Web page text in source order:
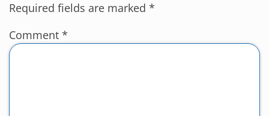
Required fields are marked *
Comment *